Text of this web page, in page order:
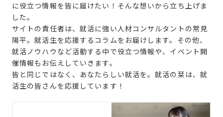
に役立つ情報を皆に届けたい！そんな想いから立ち上げま
した。
サイトの責任者は、就活に強い人材コンサルタントの常見
陽平。就活生を応援するコラムをお届けします。その他、
就活ノウハウなど活動する中で役立つ情報や、イベント開
催情報もお伝えしていきます。
皆と同じではなく、あなたらしい就活を。就活の栞は、就
活生の皆さんを応援しています！